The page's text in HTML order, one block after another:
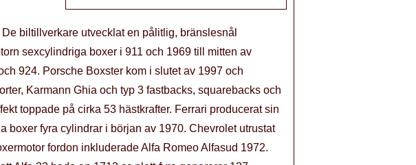
biltillverkare utvecklat en pålitlig, bränslesnål
sexcylindriga boxer i 911 och 1969 till mitten av
924. Porsche Boxster kom i slutet av 1997 och
Karmann Ghia och typ 3 fastbacks, squarebacks och
toppade på cirka 53 hästkrafter. Ferrari producerat sin
boxer fyra cylindrar i början av 1970. Chevrolet utrustat
fordon inkluderade Alfa Romeo Alfasud 1972.